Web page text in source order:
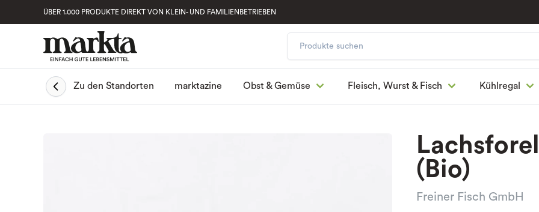
ÜBER 1.000 PRODUKTE DIREKT VON KLEIN- UND FAMILIENBETRIEBEN
Zu den Standorten marktazine Obst & Gemüse Fleisch, Wurst & Fisch Kühlregal
(Bio)
Freiner Fisch GmbH